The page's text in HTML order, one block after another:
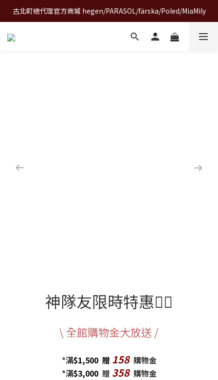
A World of Wonder 奇想世界特展｜套票熱賣中
古北町總代理官方商城 hegen/PARASOL/färska/Poled/MiaMily
A World of Wonder 奇想世界特展｜套票熱賣中
神隊友限時特惠🦸‍♂️
\ 全館購物金大放送 /
*滿$1,500 贈 158購物金
*滿$3,000贈 358 購物金